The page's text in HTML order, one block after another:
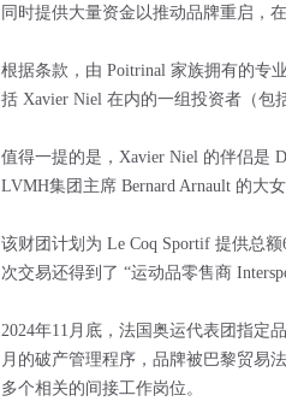
同时提供大量资金以推动品牌重启，
根据条款，由 Poitrinal 家族拥有的专
括 Xavier Niel 在内的一组投资者（包
值得一提的是，Xavier Niel 的伴侣是
LVMH集团主席 Bernard Arnault 的大女
该财团计划为 Le Coq Sportif 提供总
次交易还得到了 “运动品零售商
2024年11月底，法国奥运代表团指定
月的破产管理程序，品牌被巴黎贸易
多个相关的间接工作岗位。